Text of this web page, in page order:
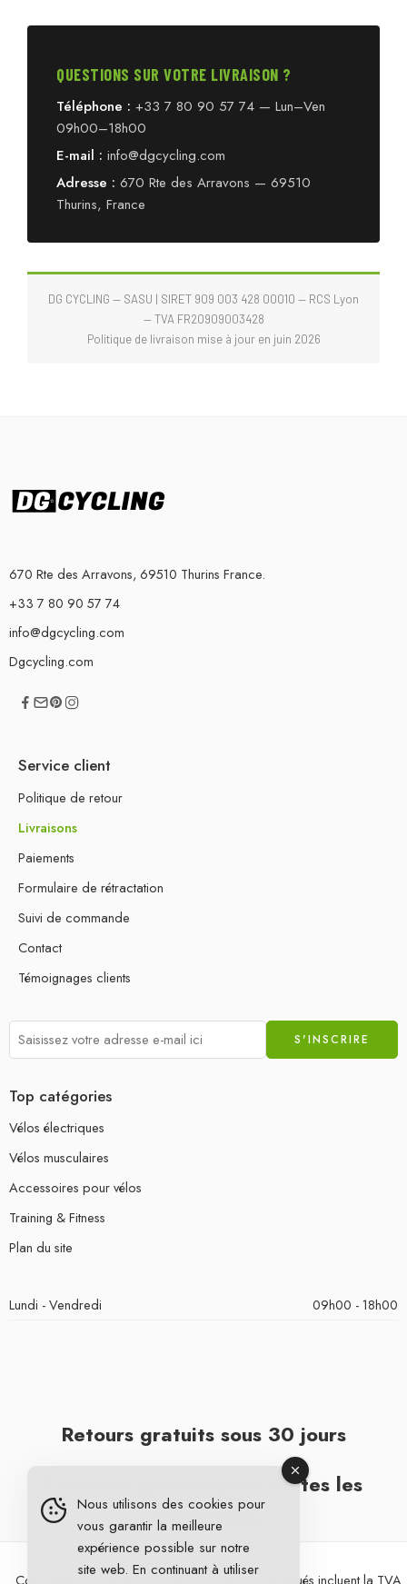
QUESTIONS SUR VOTRE LIVRAISON ?
Téléphone : +33 7 80 90 57 74 — Lun–Ven
09h00–18h00
E-mail : info@dgcycling.com
Adresse : 670 Rte des Arravons — 69510
Thurins, France
DG CYCLING — SASU | SIRET 909 003 428 00010 — RCS Lyon
— TVA FR20909003428
Politique de livraison mise à jour en juin 2026
670 Rte des Arravons, 69510 Thurins France.
+33 7 80 90 57 74
info@dgcycling.com
Dgcycling.com
Service client
Politique de retour
Livraisons
Paiements
Formulaire de rétractation
Suivi de commande
Contact
Témoignages clients
Top catégories
Vélos électriques
Vélos musculaires
Accessoires pour vélos
Training & Fitness
Plan du site
Lundi - Vendredi 09h00 - 18h00
Retours gratuits sous 30 jours
Livraison gratuite pour toutes les
commandes
Copyright 2026 © DG Cycling. Tous les prix indiqués incluent la TVA
Nous utilisons des cookies pour
vous garantir la meilleure
expérience possible sur notre
site web. En continuant à utiliser